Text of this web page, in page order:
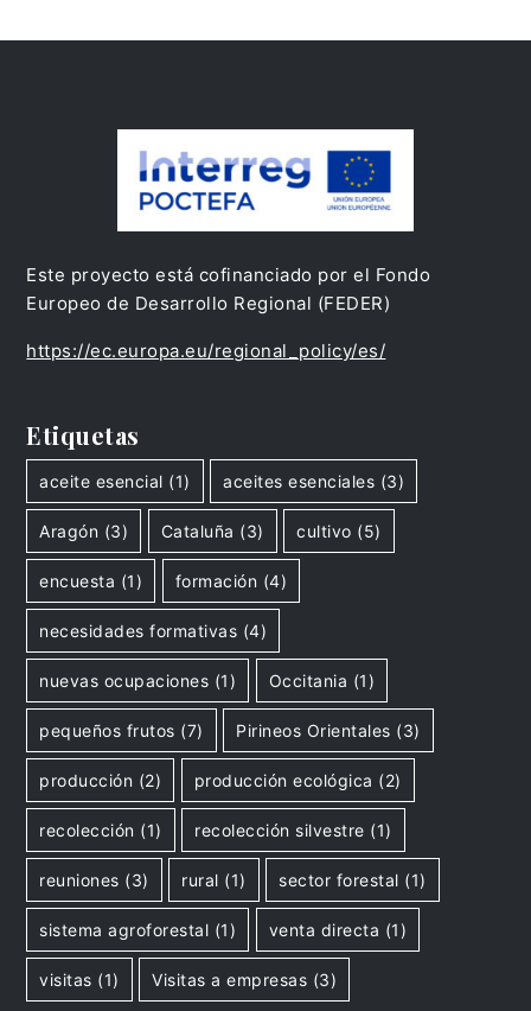
Este proyecto está cofinanciado por el Fondo
Europeo de Desarrollo Regional (FEDER)
https://ec.europa.eu/regional_policy/es/
Etiquetas
aceite esencial (1) aceites esenciales (3)
Aragón (3) Cataluña (3) cultivo (5)
encuesta (1) formación (4)
necesidades formativas (4)
nuevas ocupaciones (1) Occitania (1)
pequeños frutos (7) Pirineos Orientales (3)
producción (2) producción ecológica (2)
recolección (1) recolección silvestre (1)
reuniones (3) rural (1) sector forestal (1)
sistema agroforestal (1) venta directa (1)
visitas (1) Visitas a empresas (3)